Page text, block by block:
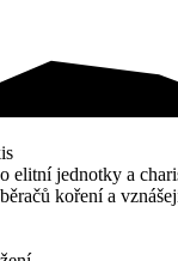
elitní jednotky a
koření a